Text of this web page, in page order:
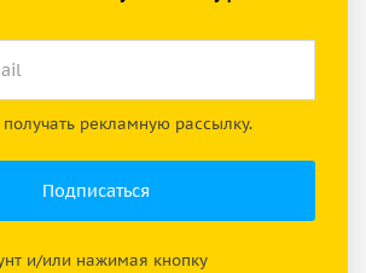
получать рекламную рассылку.
и/или нажимая кнопку